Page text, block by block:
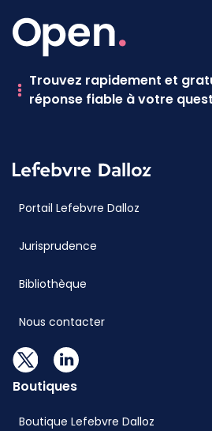
Trouvez rapidement et
réponse fiable à votre
Portail Lefebvre Dalloz
Jurisprudence
Bibliothèque
Nous contacter
Boutiques
Boutique Lefebvre Dalloz